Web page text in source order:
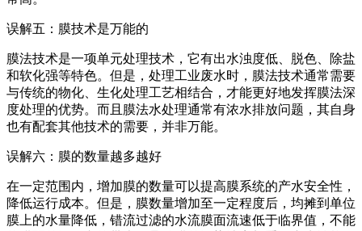
误解五：膜技术是万能的
膜法技术是一项单元处理技术，它有出水浊度低、脱色、除盐
和软化强等特色。但是，处理工业废水时，膜法技术通常需要
与传统的物化、生化处理工艺相结合，才能更好地发挥膜法深
度处理的优势。而且膜法水处理通常有浓水排放问题，其自身
也有配套其他技术的需要，并非万能。
误解六：膜的数量越多越好
在一定范围内，增加膜的数量可以提高膜系统的产水安全性，
降低运行成本。但是，膜数量增加至一定程度后，均摊到单位
膜上的水量降低，错流过滤的水流膜面流速低于临界值，不能